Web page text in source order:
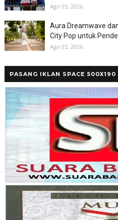
Ago 05, 2026
Aura Dreamwave
City Pop untuk
Ago 05, 2026
PASANG IKLAN SPACE 500X190